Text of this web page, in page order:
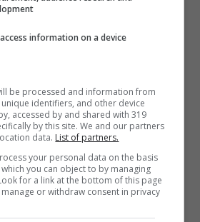
sicurezza tecnica del
dei Vigili
Pubblico e della
Nazionale dei Vigili del
information on a device
be processed and information from
identifiers, and other device
accessed by and shared with 319
by this site. We and our partners
data. List of partners.
your personal data on the basis
you can object to by managing
for a link at the bottom of this page
or withdraw consent in privacy